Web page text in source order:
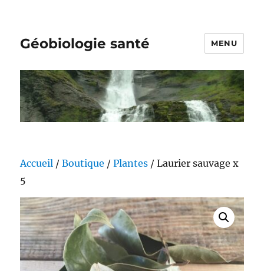
Géobiologie santé MENU
Accueil /Boutique /Plantes / Laurier sauvage x
5